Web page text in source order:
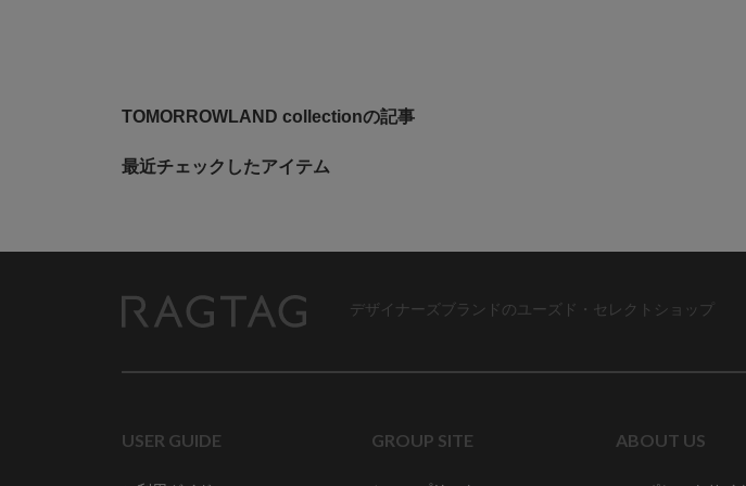
TOMORROWLAND collectionの記事
最近チェックしたアイテム
デザイナーズブランドのユーズド・セレクトショップ
USER GUIDE GROUP SITE ABOUT US